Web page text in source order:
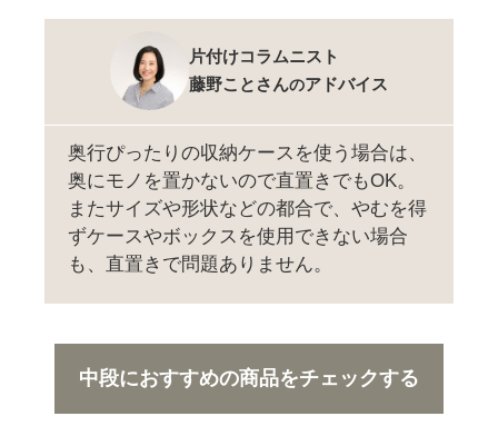
片付けコラムニスト
藤野ことさんのアドバイス
奥行ぴったりの収納ケースを使う場合は、
奥にモノを置かないので直置きでもOK。
またサイズや形状などの都合で、やむを得
ずケースやボックスを使用できない場合
も、直置きで問題ありません。
中段におすすめの商品をチェックする